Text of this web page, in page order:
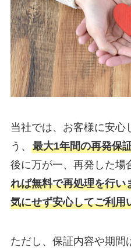
当社では、お客様に安心
う、 最大1年間の再発保
後に万が一、再発した場
れば無料で再処理を行い
気にせず安心してご利用
ただし、保証内容や期間